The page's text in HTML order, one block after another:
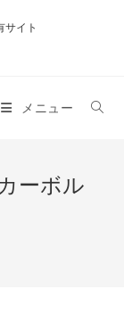
サイト
メニュー
ーボル